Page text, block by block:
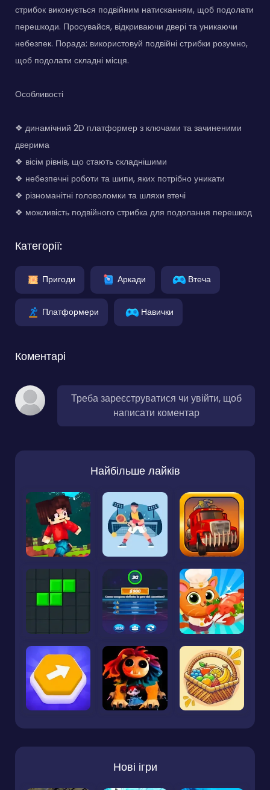
стрибок виконується подвійним натисканням, щоб подолати
перешкоди. Просувайся, відкриваючи двері та уникаючи
небезпек. Порада: використовуй подвійні стрибки розумно,
щоб подолати складні місця.
Особливості
❖ динамічний 2D платформер з ключами та зачиненими
дверима
❖ вісім рівнів, що стають складнішими
❖ небезпечні роботи та шипи, яких потрібно уникати
❖ різноманітні головоломки та шляхи втечі
❖ можливість подвійного стрибка для подолання перешкод
Категорії:
Пригоди Аркади Втеча
Платформери Навички
Коментарі
Треба зареєструватися чи увійти, щоб
написати коментар
Найбільше лайків
Нові ігри